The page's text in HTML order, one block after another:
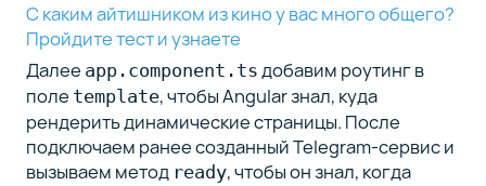
Далее app.component.ts добавим роутинг в
поле template, чтобы Angular знал, куда
рендерить динамические страницы. После
подключаем ранее созданный Telegram-сервис и
вызываем метод ready, чтобы он знал, когда
С каким айтишником из кино у вас много общего?
Пройдите тест и узнаете